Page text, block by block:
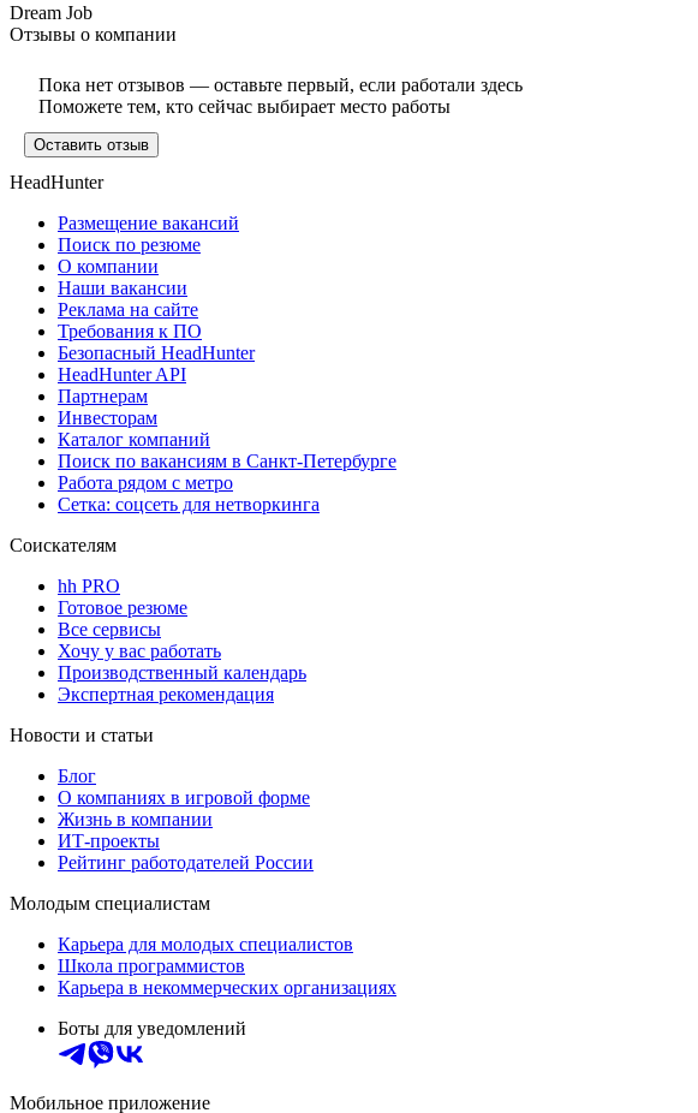
Dream Job
Отзывы о компании
Пока нет отзывов — оставьте первый, если работали здесь
Поможете тем, кто сейчас выбирает место работы
Оставить отзыв
HeadHunter
Размещение вакансий
Поиск по резюме
О компании
Наши вакансии
Реклама на сайте
Требования к ПО
Безопасный HeadHunter
HeadHunter API
Партнерам
Инвесторам
Каталог компаний
Поиск по вакансиям в Санкт-Петербурге
Работа рядом с метро
Сетка: соцсеть для нетворкинга
Соискателям
hh PRO
Готовое резюме
Все сервисы
Хочу у вас работать
Производственный календарь
Экспертная рекомендация
Новости и статьи
Блог
О компаниях в игровой форме
Жизнь в компании
ИТ-проекты
Рейтинг работодателей России
Молодым специалистам
Карьера для молодых специалистов
Школа программистов
Карьера в некоммерческих организациях
Боты для уведомлений
Мобильное приложение